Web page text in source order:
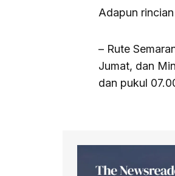
Adapun
– Rute
Jumat, dan
dan pukul